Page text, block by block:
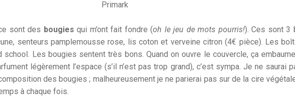
sont des bougies qui m’ont fait fondre (oh le jeu de mots pourris!). Ces sont 3
senteurs pamplemousse rose, lis coton et verveine citron (4€ pièce). Les
school. Les bougies sentent très bons. Quand on ouvre le couvercle, ça
légèrement l’espace (s’il n’est pas trop grand), c’est sympa. Je ne saurai
des bougies ; malheureusement je ne parierai pas sur de la cire
à chaque fois.